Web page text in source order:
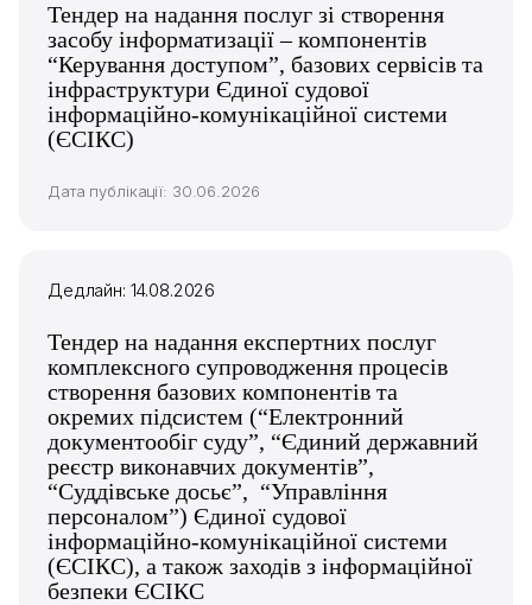
Тендер на надання послуг зі створення
засобу інформатизації – компонентів
“Керування доступом”, базових сервісів та
інфраструктури Єдиної судової
інформаційно-комунікаційної системи
(ЄСІКС)
Дата публікації: 30.06.2026
Дедлайн: 14.08.2026
Тендер на надання експертних послуг
комплексного супроводження процесів
створення базових компонентів та
окремих підсистем (“Електронний
документообіг суду”, “Єдиний державний
реєстр виконавчих документів”,
“Суддівське досьє”, “Управління
персоналом”) Єдиної судової
інформаційно-комунікаційної системи
(ЄСІКС), а також заходів з інформаційної
безпеки ЄСІКС